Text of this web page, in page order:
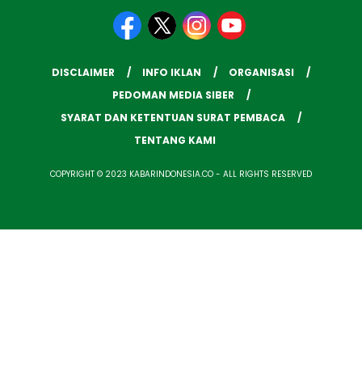
DISCLAIMER INFO IKLAN
ORGANISASI
PEDOMAN MEDIA SIBER
SYARAT DAN KETENTUAN SURAT PEMBACA
TENTANG KAMI
COPYRIGHT © 2023 KABARINDONESIA.CO - ALL RIGHTS RESERVED